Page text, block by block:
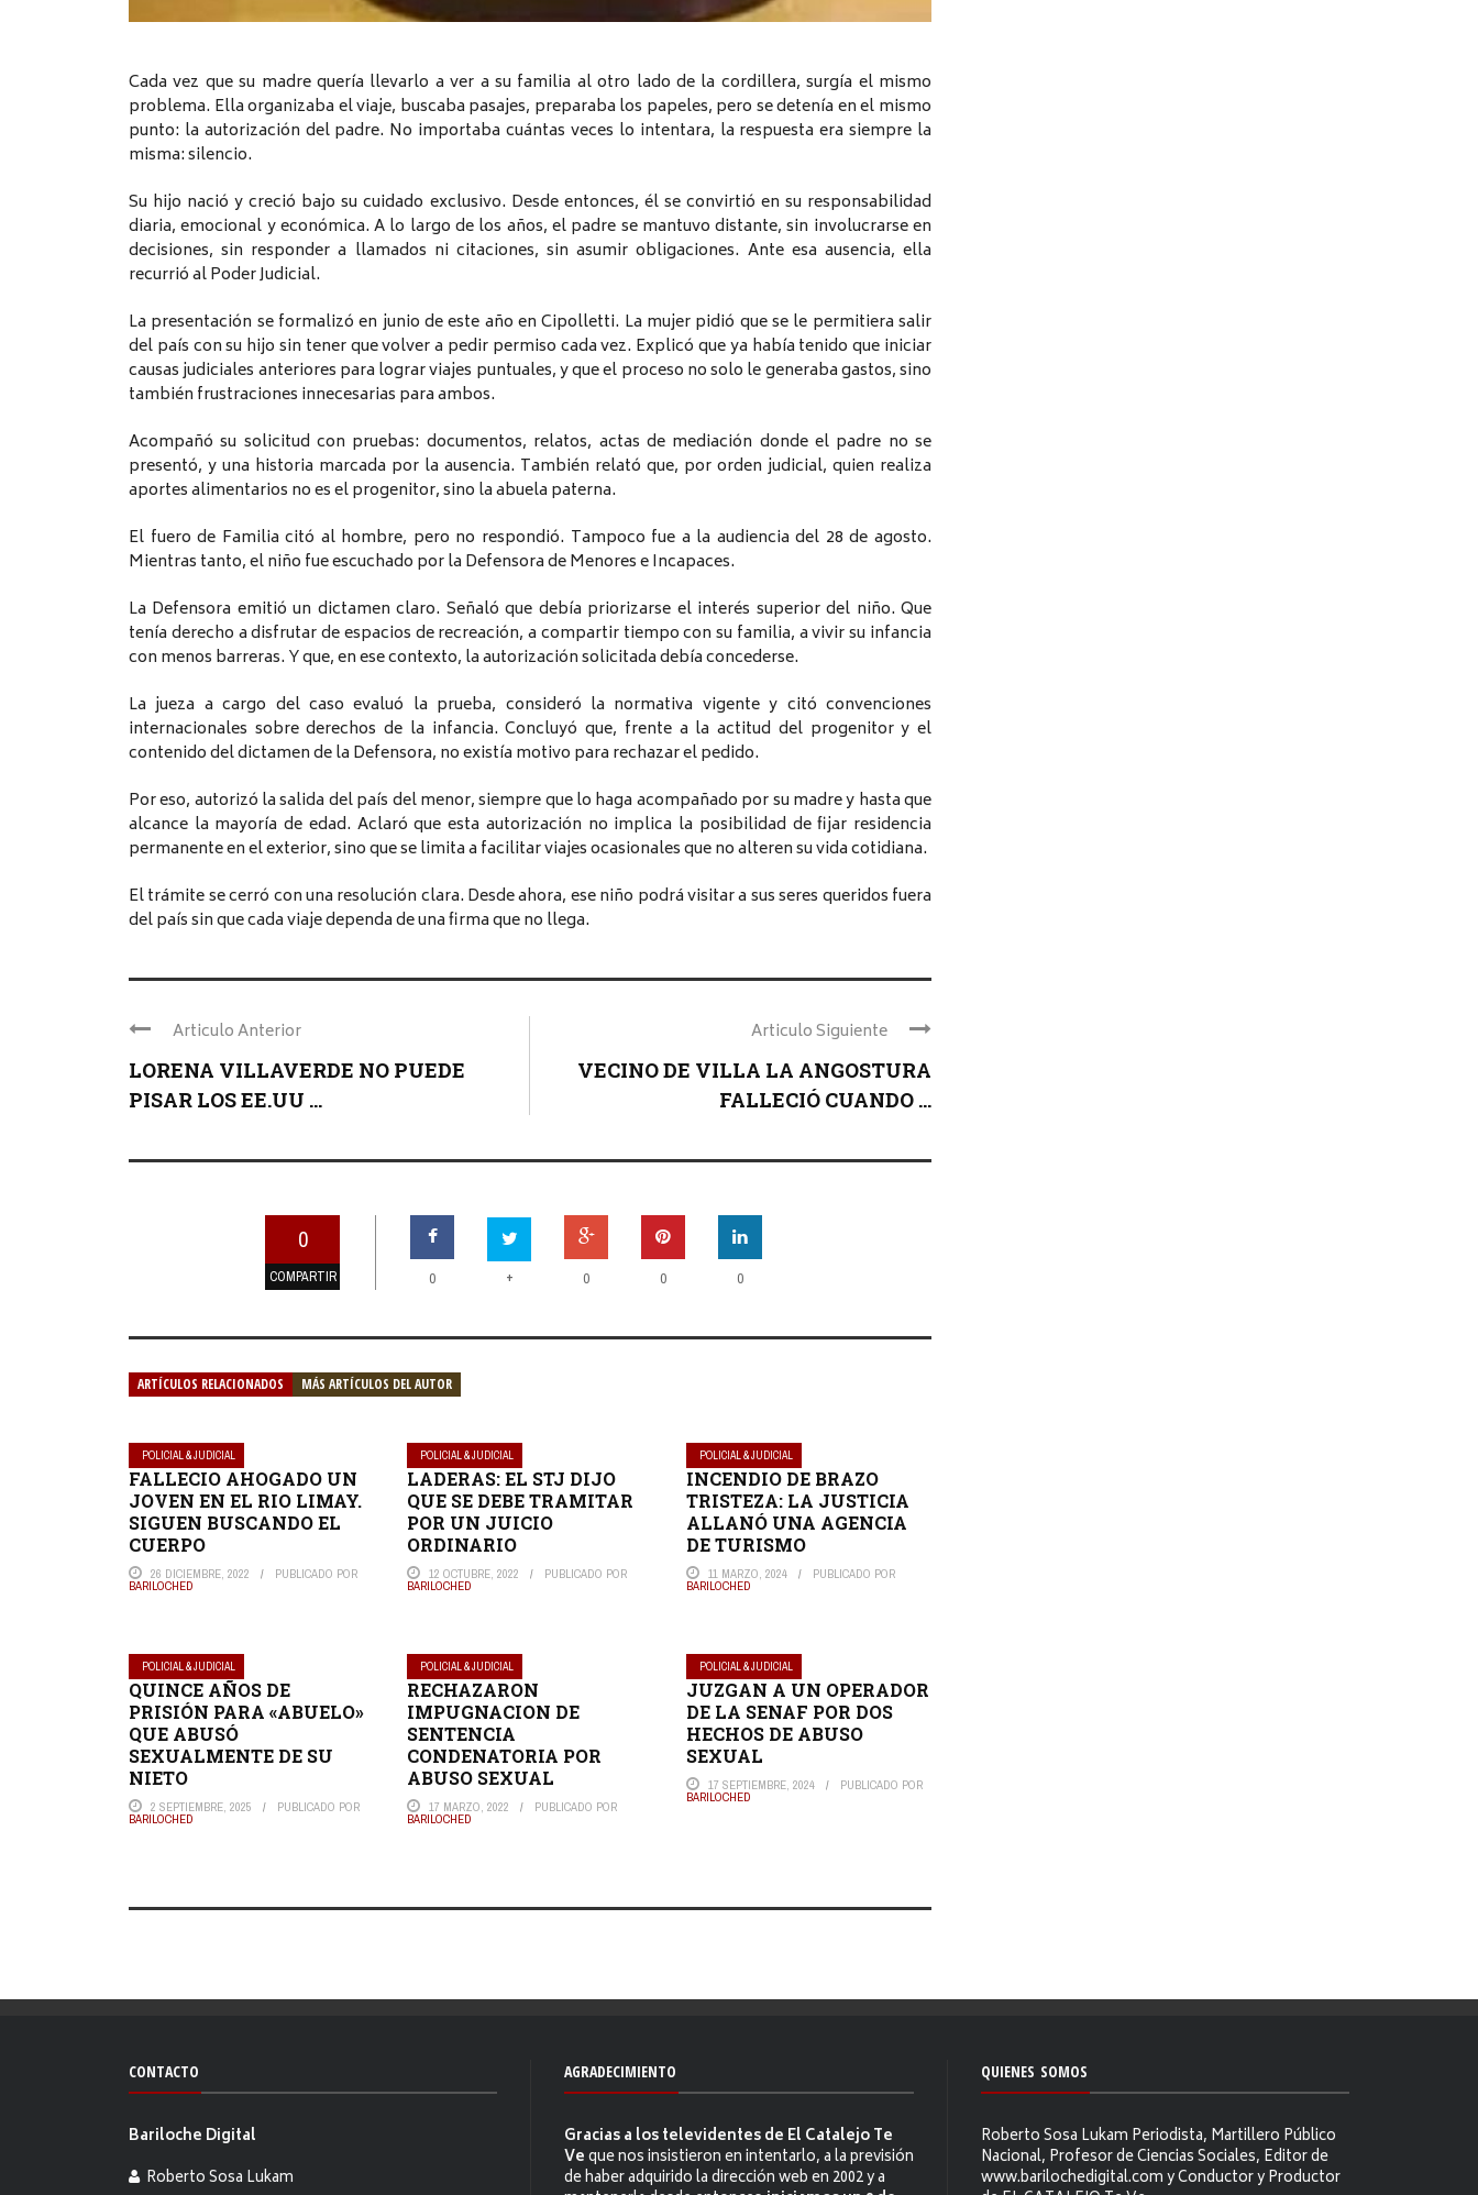
Cada vez que su madre quería llevarlo a ver a su familia al otro lado de la cordillera, surgía el mismo
problema. Ella organizaba el viaje, buscaba pasajes, preparaba los papeles, pero se detenía en el mismo
punto: la autorización del padre. No importaba cuántas veces lo intentara, la respuesta era siempre la
misma: silencio.
Su hijo nació y creció bajo su cuidado exclusivo. Desde entonces, él se convirtió en su responsabilidad
diaria, emocional y económica. A lo largo de los años, el padre se mantuvo distante, sin involucrarse en
decisiones, sin responder a llamados ni citaciones, sin asumir obligaciones. Ante esa ausencia, ella
recurrió al Poder Judicial.
La presentación se formalizó en junio de este año en Cipolletti. La mujer pidió que se le permitiera salir
del país con su hijo sin tener que volver a pedir permiso cada vez. Explicó que ya había tenido que iniciar
causas judiciales anteriores para lograr viajes puntuales, y que el proceso no solo le generaba gastos, sino
también frustraciones innecesarias para ambos.
Acompañó su solicitud con pruebas: documentos, relatos, actas de mediación donde el padre no se
presentó, y una historia marcada por la ausencia. También relató que, por orden judicial, quien realiza
aportes alimentarios no es el progenitor, sino la abuela paterna.
El fuero de Familia citó al hombre, pero no respondió. Tampoco fue a la audiencia del 28 de agosto.
Mientras tanto, el niño fue escuchado por la Defensora de Menores e Incapaces.
La Defensora emitió un dictamen claro. Señaló que debía priorizarse el interés superior del niño. Que
tenía derecho a disfrutar de espacios de recreación, a compartir tiempo con su familia, a vivir su infancia
con menos barreras. Y que, en ese contexto, la autorización solicitada debía concederse.
La jueza a cargo del caso evaluó la prueba, consideró la normativa vigente y citó convenciones
internacionales sobre derechos de la infancia. Concluyó que, frente a la actitud del progenitor y el
contenido del dictamen de la Defensora, no existía motivo para rechazar el pedido.
Por eso, autorizó la salida del país del menor, siempre que lo haga acompañado por su madre y hasta que
alcance la mayoría de edad. Aclaró que esta autorización no implica la posibilidad de fijar residencia
permanente en el exterior, sino que se limita a facilitar viajes ocasionales que no alteren su vida cotidiana.
El trámite se cerró con una resolución clara. Desde ahora, ese niño podrá visitar a sus seres queridos fuera
del país sin que cada viaje dependa de una firma que no llega.
Articulo Anterior
LORENA VILLAVERDE NO PUEDE
PISAR LOS EE.UU ...
Articulo Siguiente
VECINO DE VILLA LA ANGOSTURA
FALLECIÓ CUANDO ...
0
COMPARTIR 0 + 0 0 0
ARTÍCULOS RELACIONADOS MÁS ARTÍCULOS DEL AUTOR
POLICIAL & JUDICIAL
FALLECIO AHOGADO UN
JOVEN EN EL RIO LIMAY.
SIGUEN BUSCANDO EL
CUERPO
26 DICIEMBRE, 2022 PUBLICADO POR
BARILOCHED
POLICIAL & JUDICIAL
LADERAS: EL STJ DIJO
QUE SE DEBE TRAMITAR
POR UN JUICIO
ORDINARIO
12 OCTUBRE, 2022 PUBLICADO POR
BARILOCHED
POLICIAL & JUDICIAL
INCENDIO DE BRAZO
TRISTEZA: LA JUSTICIA
ALLANÓ UNA AGENCIA
DE TURISMO
11 MARZO, 2024 PUBLICADO POR
BARILOCHED
POLICIAL & JUDICIAL
QUINCE AÑOS DE
PRISIÓN PARA «ABUELO»
QUE ABUSÓ
SEXUALMENTE DE SU
NIETO
2 SEPTIEMBRE, 2025 PUBLICADO POR
BARILOCHED
POLICIAL & JUDICIAL
RECHAZARON
IMPUGNACION DE
SENTENCIA
CONDENATORIA POR
ABUSO SEXUAL
17 MARZO, 2022 PUBLICADO POR
BARILOCHED
POLICIAL & JUDICIAL
JUZGAN A UN OPERADOR
DE LA SENAF POR DOS
HECHOS DE ABUSO
SEXUAL
17 SEPTIEMBRE, 2024 PUBLICADO POR
BARILOCHED
CONTACTO
Bariloche Digital
Roberto Sosa Lukam
AGRADECIMIENTO
Gracias a los televidentes de El Catalejo Te
Veque nos insistieron en intentarlo, a la previsión
de haber adquirido la dirección web en 2002 y a
QUIENES SOMOS
Roberto Sosa Lukam Periodista, Martillero Público
Nacional, Profesor de Ciencias Sociales, Editor de
www.barilochedigital.com y Conductor y Productor